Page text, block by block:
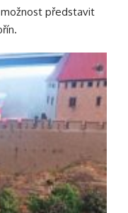
možnost představit